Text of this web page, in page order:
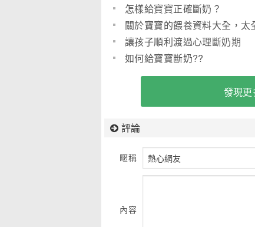
怎樣給寶寶正確斷奶？
關於寶寶的餵養資料大全，太
面了，值得收藏！(圖)
讓孩子順利渡過心理斷奶期
如何給寶寶斷奶??
發現
評論
暱稱
內容